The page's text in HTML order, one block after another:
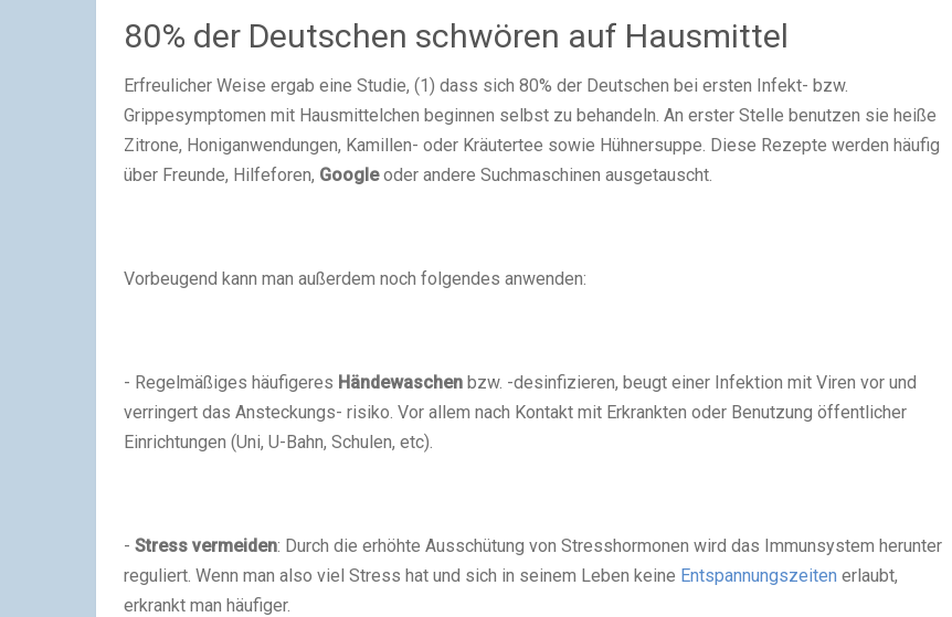
80% der Deutschen schwören auf Hausmittel
Erfreulicher Weise ergab eine Studie, (1) dass sich 80% der Deutschen bei ersten Infekt- bzw.
Grippesymptomen mit Hausmittelchen beginnen selbst zu behandeln. An erster Stelle benutzen sie heiße
Zitrone, Honiganwendungen, Kamillen- oder Kräutertee sowie Hühnersuppe. Diese Rezepte werden häufig
über Freunde, Hilfeforen, Googleoder andere Suchmaschinen ausgetauscht.
Vorbeugend kann man außerdem noch folgendes anwenden:
- Regelmäßiges häufigeres Händewaschen bzw. -desinfizieren, beugt einer Infektion mit Viren vor und
verringert das Ansteckungs- risiko. Vor allem nach Kontakt mit Erkrankten oder Benutzung öffentlicher
Einrichtungen (Uni, U-Bahn, Schulen, etc).
- Stress vermeiden: Durch die erhöhte Ausschütung von Stresshormonen wird das Immunsystem herunter
reguliert. Wenn man also viel Stress hat und sich in seinem Leben keine Entspannungszeiten erlaubt,
erkrankt man häufiger.